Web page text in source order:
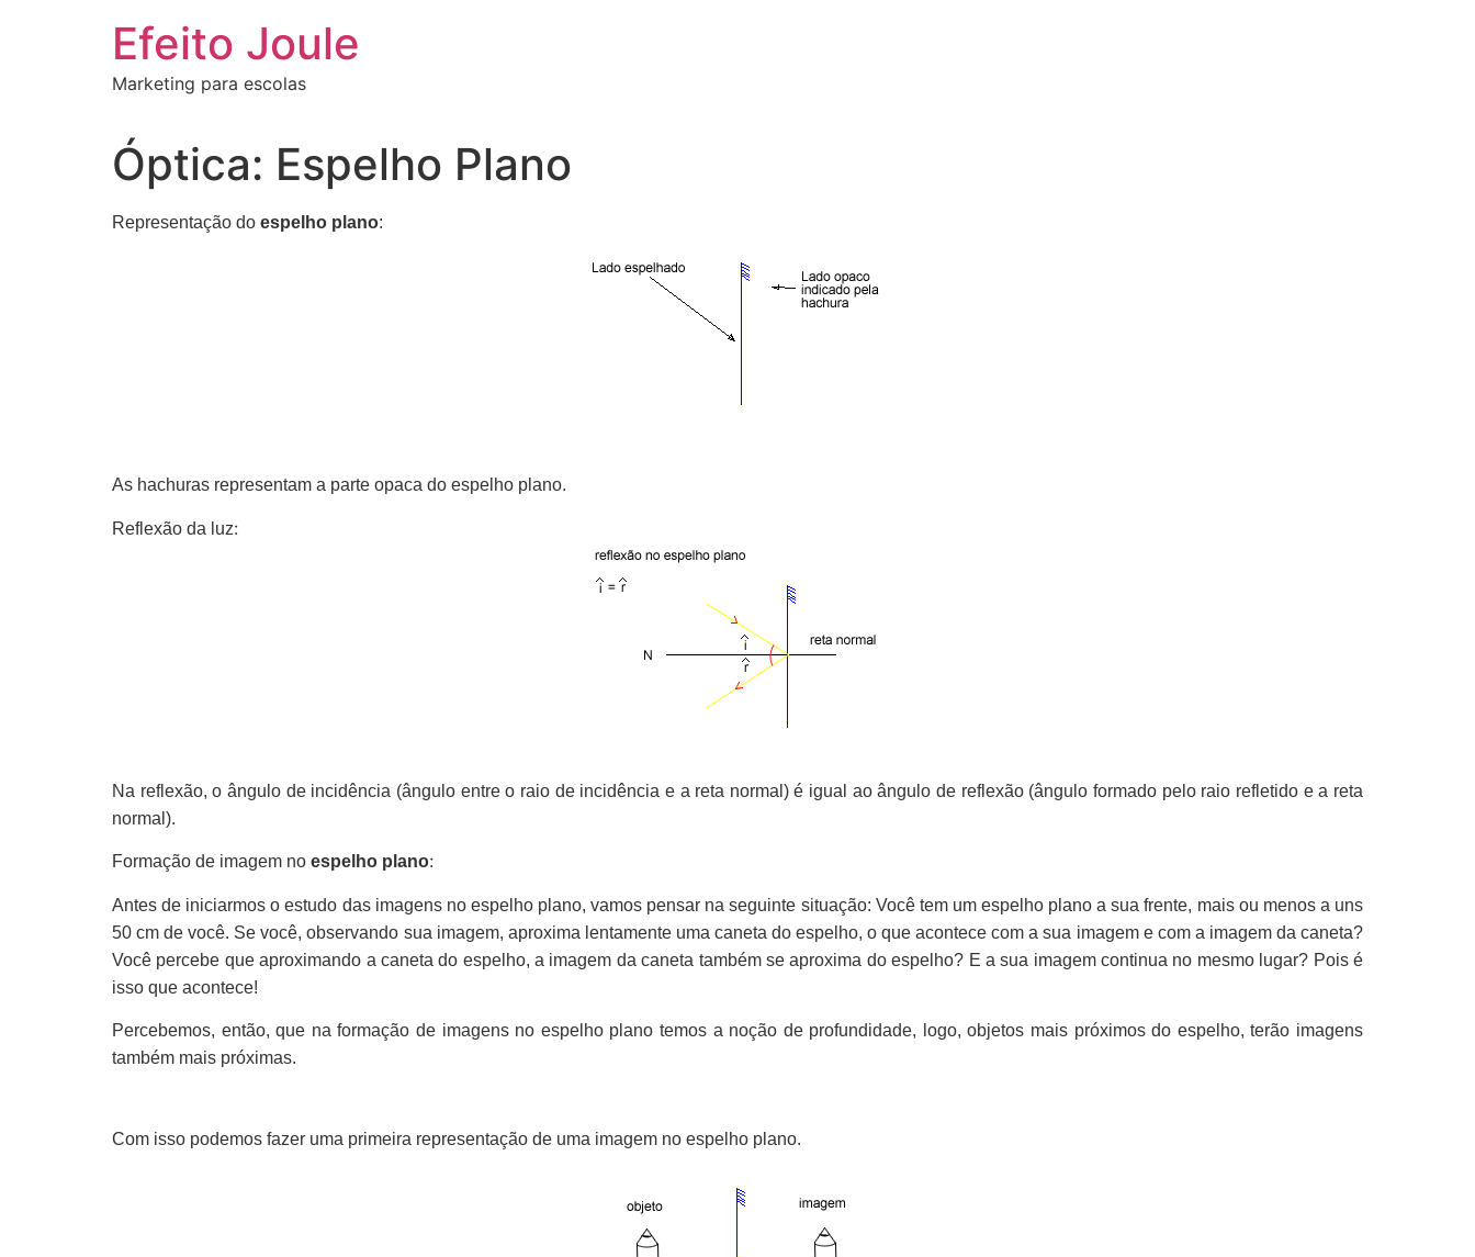
Efeito Joule
Marketing para escolas
Óptica: Espelho Plano
Representação do espelho plano:
As hachuras representam a parte opaca do espelho plano.
Reflexão da luz:
Na reflexão, o ângulo de incidência (ângulo entre o raio de incidência e a reta normal) é igual ao ângulo de reflexão (ângulo formado pelo raio refletido e a reta
normal).
Formação de imagem no espelho plano:
Antes de iniciarmos o estudo das imagens no espelho plano, vamos pensar na seguinte situação: Você tem um espelho plano a sua frente, mais ou menos a uns
50 cm de você. Se você, observando sua imagem, aproxima lentamente uma caneta do espelho, o que acontece com a sua imagem e com a imagem da caneta?
Você percebe que aproximando a caneta do espelho, a imagem da caneta também se aproxima do espelho? E a sua imagem continua no mesmo lugar? Pois é
isso que acontece!
Percebemos, então, que na formação de imagens no espelho plano temos a noção de profundidade, logo, objetos mais próximos do espelho, terão imagens
também mais próximas.
Com isso podemos fazer uma primeira representação de uma imagem no espelho plano.